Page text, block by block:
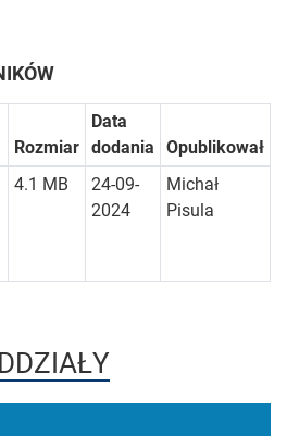
Rozmiar
Data
dodania
Opublikował
4.1 MB
24-09-
2024
Michał
Pisula